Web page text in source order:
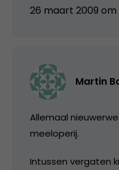
26 maart 2009 om
Martin
Allemaal
meeloperij.
Intussen vergaten